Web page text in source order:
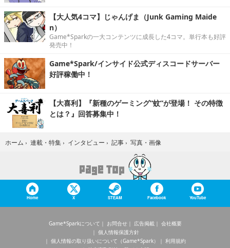
【大人気4コマ】じゃんげま（Junk Gaming Maide
n）
Game*Sparkの一大コンテンツに成長した4コマ。単行本も好評
発売中！
Game*Spark/インサイド公式ディスコードサーバー
好評稼働中！
【大喜利】『新種のゲーミング“蚊”が登場！ その特徴
とは？』回答募集中！
ホーム › 連載・特集 › インタビュー › 記事 › 写真・画像
Home X STEAM Facebook YouTube
Game*Sparkについて お問合せ 広告掲載
会社概要
個人情報保護方針
個人情報の取り扱いについて（Game*Spark）
利用規約